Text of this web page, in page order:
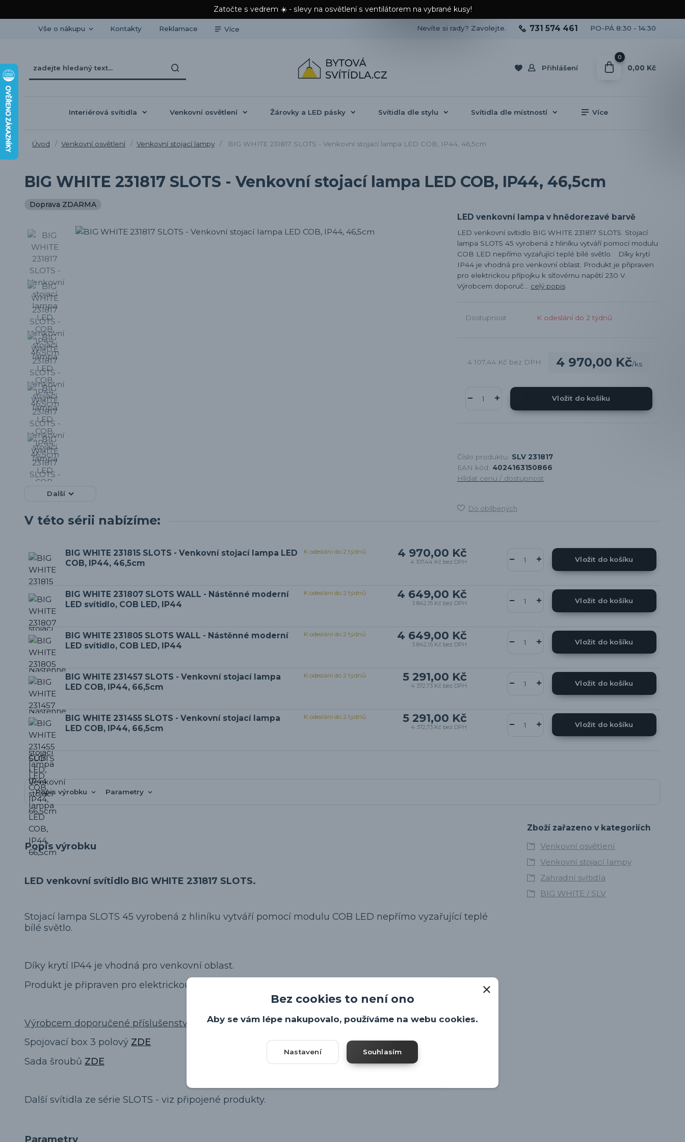
Zatočte s vedrem ☀️ - slevy na osvětlení s ventilátorem na vybrané kusy!
Vše o nákupu Kontakty Reklamace Více
Přihlášení
Nevíte si rady? Zavolejte. 731 574 461 PO-PÁ 8:30 - 14:30
0
0,00 Kč
Interiérová svítidla Venkovní osvětlení Žárovky a LED pásky Svítidla dle stylu Svítidla dle místností Více
Úvod Venkovní osvětlení Venkovní stojací lampy BIG WHITE 231817 SLOTS - Venkovní stojací lampa LED COB, IP44, 46,5cm
BIG WHITE 231817 SLOTS - Venkovní stojací lampa LED COB, IP44, 46,5cm
Doprava ZDARMA
Další
LED venkovní lampa v hnědorezavé barvě
LED venkovní svítidlo BIG WHITE 231817 SLOTS. Stojací
lampa SLOTS 45 vyrobená z hliníku vytváří pomocí modulu
COB LED nepřímo vyzařující teplé bílé světlo. Díky krytí
IP44 je vhodná pro venkovní oblast. Produkt je připraven
pro elektrickou přípojku k síťovému napětí 230 V.
Výrobcem doporuč... celý popis
Dostupnost K odeslání do 2 týdnů
4 970,00 Kč/ks
4 107,44 Kč bez DPH
Vložit do košíku
Číslo produktu: SLV 231817
EAN kód: 4024163150866
Hlídat cenu / dostupnost
Do oblíbených
V této sérii nabízíme:
BIG WHITE 231815 SLOTS - Venkovní stojací lampa LED
COB, IP44, 46,5cm
4 970,00 Kč
4 107,44 Kč bez DPH
K odeslání do 2 týdnů
Vložit do košíku
BIG WHITE 231807 SLOTS WALL - Nástěnné moderní
LED svítidlo, COB LED, IP44
4 649,00 Kč
3 842,15 Kč bez DPH
K odeslání do 2 týdnů
Vložit do košíku
BIG WHITE 231805 SLOTS WALL - Nástěnné moderní
LED svítidlo, COB LED, IP44
4 649,00 Kč
3 842,15 Kč bez DPH
K odeslání do 2 týdnů
Vložit do košíku
BIG WHITE 231457 SLOTS - Venkovní stojací lampa
LED COB, IP44, 66,5cm
5 291,00 Kč
4 372,73 Kč bez DPH
K odeslání do 2 týdnů
Vložit do košíku
BIG WHITE 231455 SLOTS - Venkovní stojací lampa
LED COB, IP44, 66,5cm
5 291,00 Kč
4 372,73 Kč bez DPH
K odeslání do 2 týdnů
Vložit do košíku
Popis výrobku Parametry
Popis výrobku
LED venkovní svítidlo BIG WHITE 231817 SLOTS.
Stojací lampa SLOTS 45 vyrobená z hliníku vytváří pomocí modulu COB LED nepřímo vyzařující teplé
bílé světlo.
Díky krytí IP44 je vhodná pro venkovní oblast.
Produkt je připraven pro elektrickou přípojku k síťovému napětí 230 V.
Výrobcem doporučené příslušenství :
Spojovací box 3 polový ZDE
Sada šroubů ZDE
Další svítidla ze série SLOTS - viz připojené produkty.
Parametry
Zboží zařazeno v kategoriích
Venkovní osvětlení
Venkovní stojací lampy
Zahradní svítidla
BIG WHITE / SLV
Bez cookies to není ono
Aby se vám lépe nakupovalo, používáme na webu cookies.
Nastavení Souhlasím